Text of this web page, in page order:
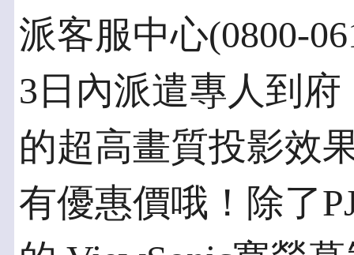
派客服中心(0800-
3日內派遣專人到府
的超高畫質投影效
有優惠價哦！除了